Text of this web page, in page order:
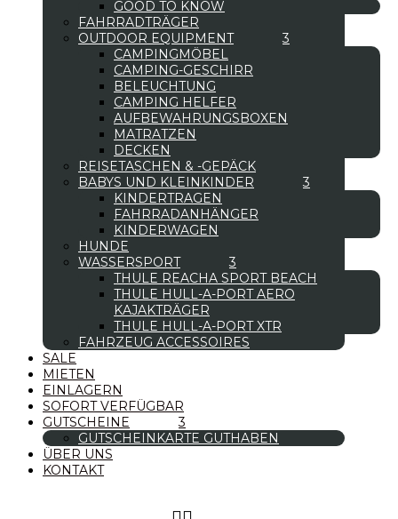
GOOD TO KNOW
FAHRRADTRÄGER
OUTDOOR EQUIPMENT
CAMPINGMÖBEL
CAMPING-GESCHIRR
BELEUCHTUNG
CAMPING HELFER
AUFBEWAHRUNGSBOXEN
MATRATZEN
DECKEN
REISETASCHEN & -GEPÄCK
BABYS UND KLEINKINDER
KINDERTRAGEN
FAHRRADANHÄNGER
KINDERWAGEN
HUNDE
WASSERSPORT
THULE REACHA SPORT BEACH
THULE HULL-A-PORT AERO
KAJAKTRÄGER
THULE HULL-A-PORT XTR
FAHRZEUG ACCESSOIRES
SALE
MIETEN
EINLAGERN
SOFORT VERFÜGBAR
GUTSCHEINE
GUTSCHEINKARTE GUTHABEN
ÜBER UNS
KONTAKT